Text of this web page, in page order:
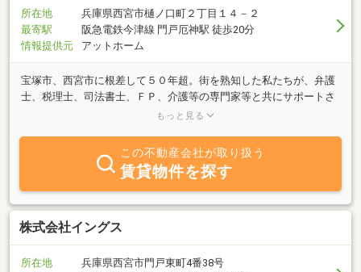
所在地
兵庫県西宮市樋ノ口町２丁目１４－２
最寄駅
阪急電鉄今津線 門戸厄神駅 徒歩20分
情報提供元
アットホーム
宝塚市、西宮市に根差して５０年超。街を熟知した私たちが、弁護
士、税理士、司法書士、ＦＰ、介護等の専門家等と共にサポートさ
せて頂きます。お客様のライフスタイルに合わした最適な提案を行
せて頂きます。あなたの人生における大切な不動産を誠実なサポー
トで安心してお任せ下さい。
もっと見る
この不動産会社が取り扱う
賃貸物件を探す
株式会社イングス
所在地
兵庫県西宮市門戸東町4番38号